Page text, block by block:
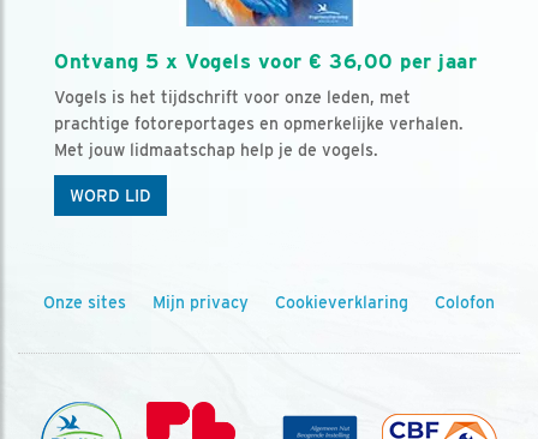
Ontvang 5 x Vogels voor € 36,00 per jaar
Vogels is het tijdschrift voor onze leden, met
prachtige fotoreportages en opmerkelijke verhalen.
Met jouw lidmaatschap help je de vogels.
WORD LID
Onze sites Mijn privacy Cookieverklaring Colofon